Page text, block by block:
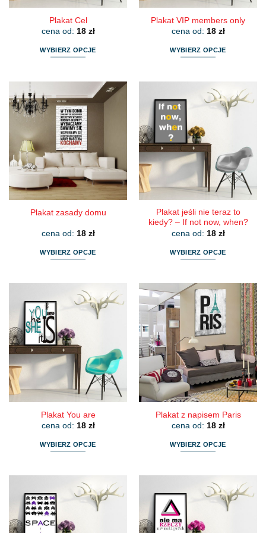
Plakat Cel
cena od: 18 zł
WYBIERZ OPCJE
wiele
wariantów.
Opcje
można
wybrać
na
stronie
produktu
Plakat VIP members only
cena od: 18 zł
WYBIERZ OPCJE
wiele
wariantów.
Opcje
można
wybrać
na
stronie
produktu
Plakat zasady domu
cena od: 18 zł
WYBIERZ OPCJE
wiele
wariantów.
Opcje
można
wybrać
na
stronie
produktu
Plakat jeśli nie teraz to
kiedy? – If not now, when?
cena od: 18 zł
WYBIERZ OPCJE
ma
wiele
wariantów.
Opcje
można
wybrać
na
stronie
produktu
Plakat You are
cena od: 18 zł
WYBIERZ OPCJE
wiele
wariantów.
Opcje
Plakat z napisem Paris
cena od: 18 zł
WYBIERZ OPCJE
wiele
wariantów.
Opcje